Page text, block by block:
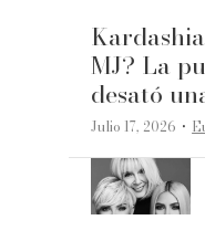
MJ? La
desató
Julio 17, 2026 ·